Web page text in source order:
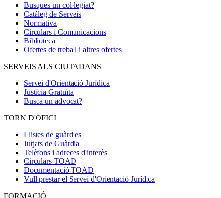
Busques un col·legiat?
Catàleg de Serveis
Normativa
Circulars i Comunicacions
Biblioteca
Ofertes de treball i altres ofertes
SERVEIS ALS CIUTADANS
Servei d'Orientació Jurídica
Justícia Gratuïta
Busca un advocat?
TORN D'OFICI
Llistes de guàrdies
Jutjats de Guàrdia
Telèfons i adreces d'interès
Circulars TOAD
Documentació TOAD
Vull prestar el Servei d'Orientació Jurídica
FORMACIÓ